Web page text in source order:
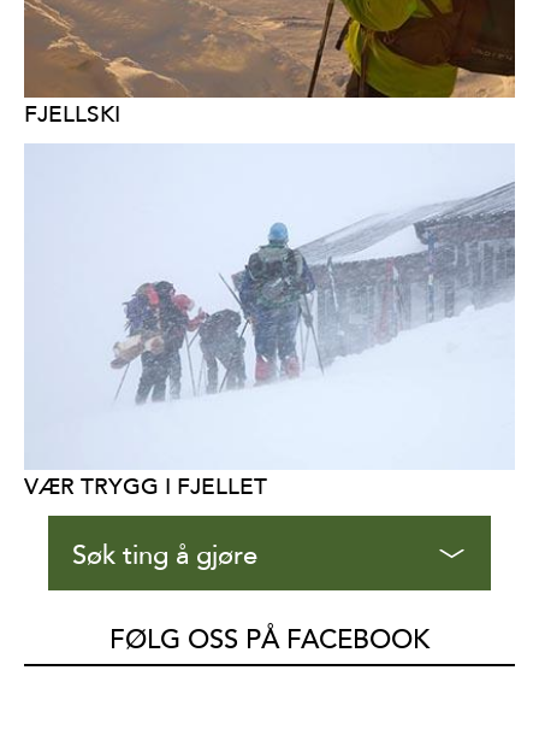
FJELLSKI
VÆR TRYGG I FJELLET
Søk ting å gjøre
FØLG OSS PÅ FACEBOOK